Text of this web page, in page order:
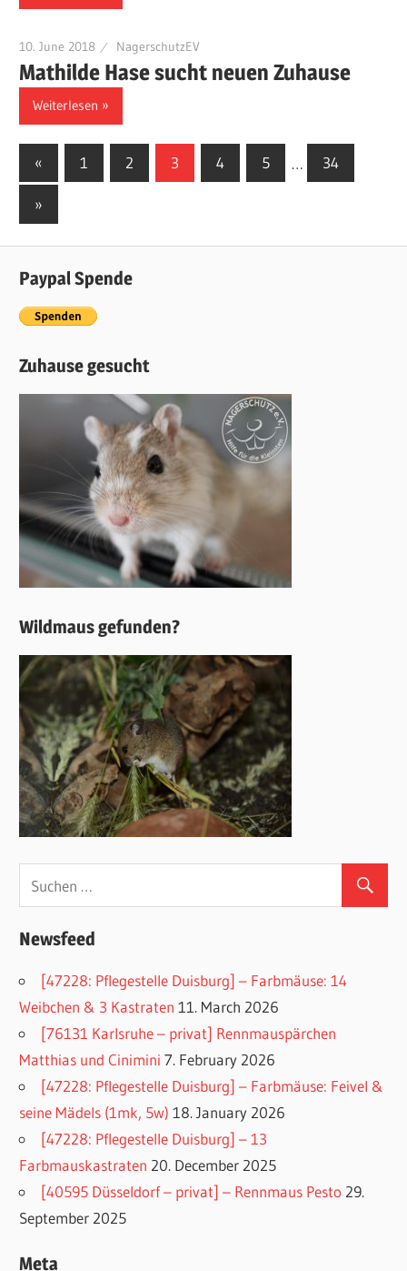
10. June 2018 NagerschutzEV
Mathilde Hase sucht neuen Zuhause
Weiterlesen
Posts
navigation
« Vorherige
Beiträge
1 2 3 4 5 … 34
Nächste
»
Paypal Spende
Zuhause gesucht
Wildmaus gefunden?
Newsfeed
[47228: Pflegestelle Duisburg] – Farbmäuse: 14
Weibchen & 3 Kastraten 11. March 2026
[76131 Karlsruhe – privat] Rennmauspärchen
Matthias und Cinimini 7. February 2026
[47228: Pflegestelle Duisburg] – Farbmäuse: Feivel &
seine Mädels (1mk, 5w) 18. January 2026
[47228: Pflegestelle Duisburg] – 13
Farbmauskastraten 20. December 2025
[40595 Düsseldorf – privat] – Rennmaus Pesto 29.
September 2025
Meta